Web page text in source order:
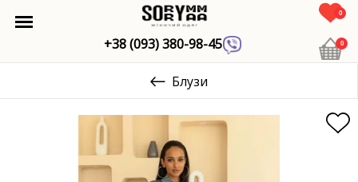
+38 (093) 380-98-45
0
0
Блузи